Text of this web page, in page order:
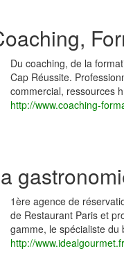
Du coaching, de la
Cap Réussite.
commercial, ressources
http://www.coaching-
1ère agence de
de Restaurant Paris et
gamme, le spécialiste du
http://